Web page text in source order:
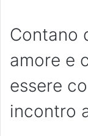
Contano
amore e
essere
incontro